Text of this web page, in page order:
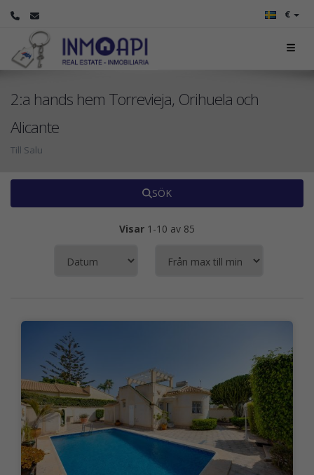
€
2:a hands hem Torrevieja, Orihuela och
Alicante
Till Salu
SÖK
Visar 1-10 av 85